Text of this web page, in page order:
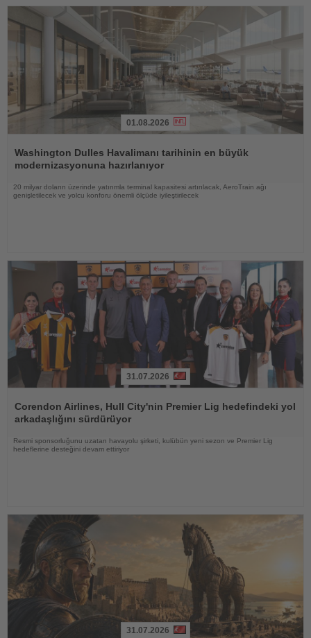
Oku
01.08.2026
Washington Dulles Havalimanı tarihinin en büyük
modernizasyonuna hazırlanıyor
20 milyar doların üzerinde yatırımla terminal kapasitesi artırılacak, AeroTrain ağı
genişletilecek ve yolcu konforu önemli ölçüde iyileştirilecek
Oku
31.07.2026
Corendon Airlines, Hull City'nin Premier Lig hedefindeki yol
arkadaşlığını sürdürüyor
Resmi sponsorluğunu uzatan havayolu şirketi, kulübün yeni sezon ve Premier Lig
hedeflerine desteğini devam ettiriyor
31.07.2026